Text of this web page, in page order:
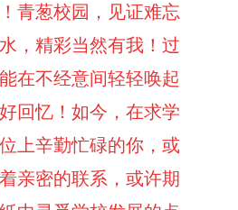
青葱校园，见证难忘
，精彩当然有我！过
在不经意间轻轻唤起
回忆！如今，在求学
上辛勤忙碌的你，或
亲密的联系，或许期